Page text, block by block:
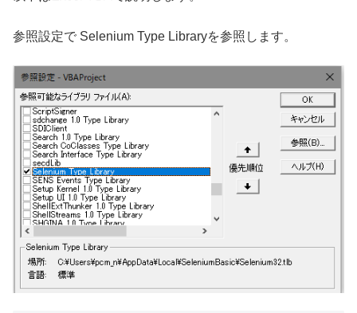
参照設定で Selenium Type Libraryを参照します。